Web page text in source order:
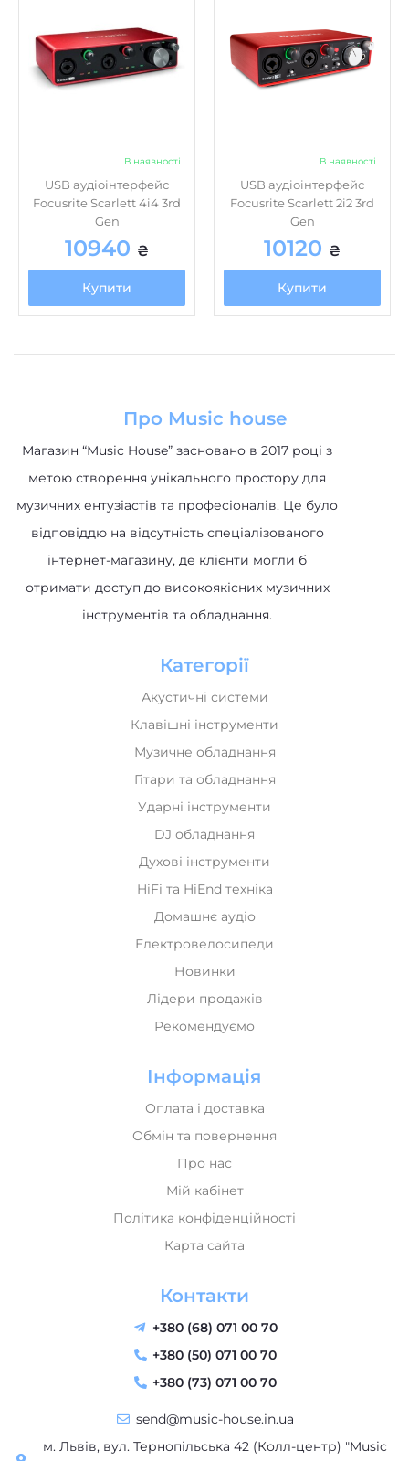
USB аудіоінтерфейс
Gen
10940
Купити
USB аудіоінтерфейс
Gen
10120
Купити
Магазин “Music House” засновано в 2017 році з
метою створення унікального простору для
музичних ентузіастів та професіоналів. Це було
відповіддю на відсутність спеціалізованого
інтернет-магазину, де клієнти могли б
отримати доступ до високоякісних музичних
інструментів та обладнання.
Акустичні системи
Клавішні інструменти
Музичне обладнання
Гітари та обладнання
Ударні інструменти
DJ обладнання
Духові інструменти
HiFi та HiEnd техніка
Домашнє аудіо
Електровелосипеди
Новинки
Лідери продажів
Рекомендуємо
Оплата і доставка
Обмін та повернення
Про нас
Мій кабінет
Політика конфіденційності
Карта сайта
+380 (68) 071 00 70
+380 (50) 071 00 70
+380 (73) 071 00 70
send@music-house.in.ua
м. Львів, вул. Тернопільська 42 (Колл-центр) "Music
House" - магазин музичних інструментів